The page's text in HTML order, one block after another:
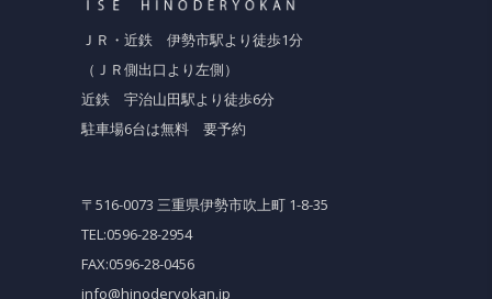
ＪＲ・近鉄 伊勢市駅より徒歩1分
（ＪＲ側出口より左側）
近鉄 宇治山田駅より徒歩6分
駐車場6台は無料 要予約
〒516-0073 三重県伊勢市吹上町 1-8-35
TEL:0596-28-2954
FAX:0596-28-0456
info@hinoderyokan.jp